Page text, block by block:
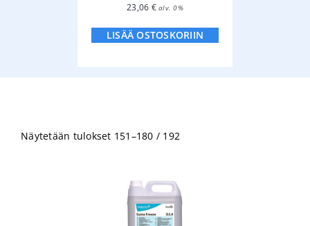
23,06 € alv. 0%
LISÄÄ OSTOSKORIIN
Näytetään tulokset 151–180 / 192